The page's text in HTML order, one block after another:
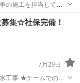
の施工を担当してい
集☆社保完備！
7月29日